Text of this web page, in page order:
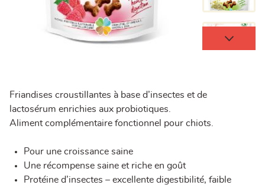
Friandises croustillantes à base d’insectes et de
lactosérum enrichies aux probiotiques.
Aliment complémentaire fonctionnel pour chiots.
Pour une croissance saine
Une récompense saine et riche en goût
Protéine d’insectes – excellente digestibilité, faible